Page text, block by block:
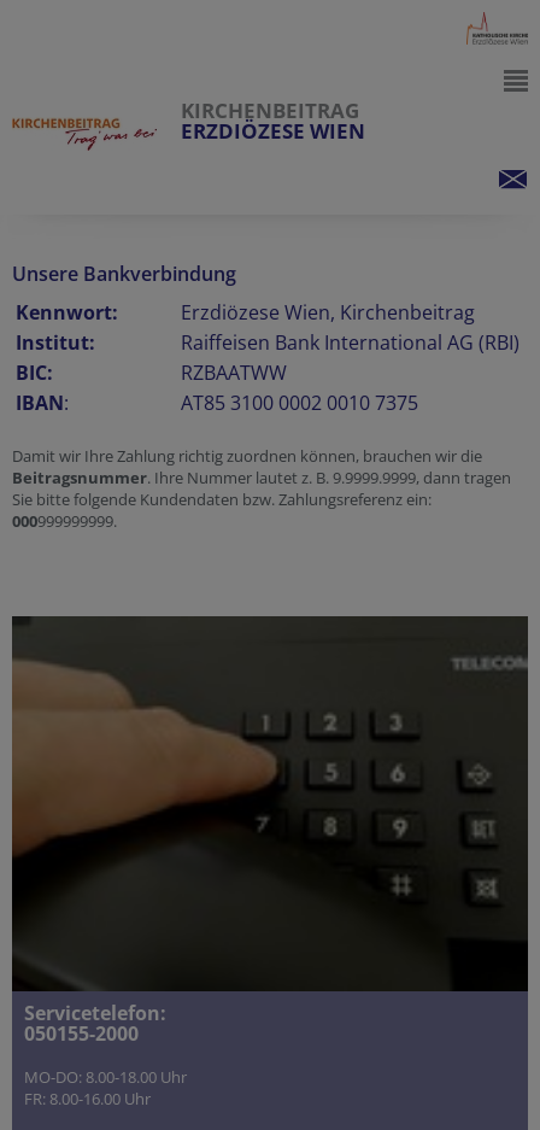
KIRCHENBEITRAG
ERZDIÖZESE WIEN
Unsere Bankverbindung
Kennwort:
Erzdiözese Wien, Kirchenbeitrag
Institut:
Raiffeisen Bank International AG (RBI)
BIC:
RZBAATWW
IBAN: AT85 3100 0002 0010 7375
Damit wir Ihre Zahlung richtig zuordnen können, brauchen wir die
Beitragsnummer. Ihre Nummer lautet z. B. 9.9999.9999, dann tragen
Sie bitte folgende Kundendaten bzw. Zahlungsreferenz ein:
000999999999.
Servicetelefon:
050155-2000
MO-DO: 8.00-18.00 Uhr
FR: 8.00-16.00 Uhr